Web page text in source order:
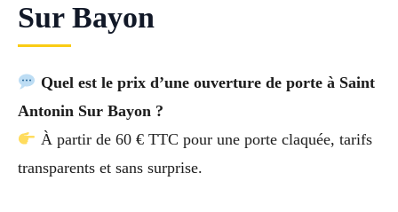
Sur Bayon
Quel est le prix d’une ouverture de porte à Saint
Antonin Sur Bayon ?
À partir de 60 € TTC pour une porte claquée, tarifs
transparents et sans surprise.